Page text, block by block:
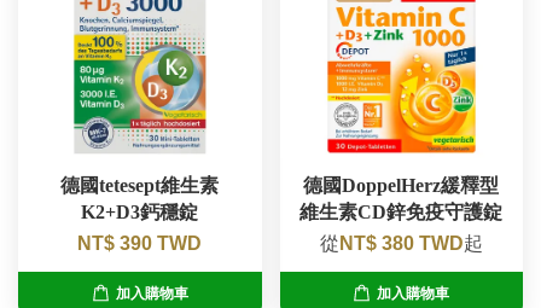
德國tetesept維生素
K2+D3鈣穩錠
NT$ 390 TWD
加入購物車
德國DoppelHerz緩釋型
維生素CD鋅免疫守護錠
從 NT$ 380 TWD起
加入購物車